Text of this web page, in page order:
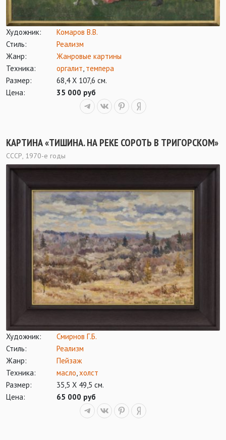
Художник:
Комаров В.В.
Стиль:
Реализм
Жанр:
Жанровые картины
Техника:
оргалит темпера
Размер:
68,4 Х 107,6 см.
Цена:
35 000 руб
КАРТИНА «ТИШИНА. НА РЕКЕ СОРОТЬ В ТРИГОРСКОМ»
СССР, 1970-е годы
Художник:
Смирнов Г.Б.
Стиль:
Реализм
Жанр:
Пейзаж
Техника:
масло,холст
Размер:
35,5 Х 49,5 см.
Цена:
65 000 руб